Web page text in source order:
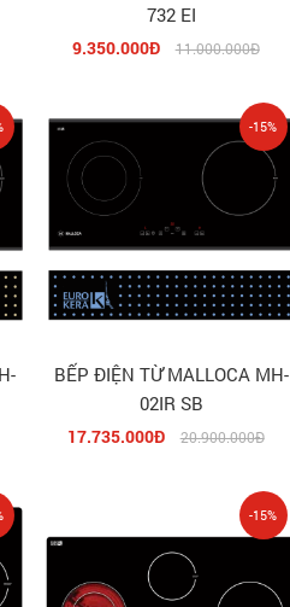
732 EI
9.350.000Đ 11.000.000Đ
BẾP ĐIỆN TỪ MALLOCA MH-
02IR SB
17.735.000Đ 20.900.000Đ
-15%
-15%